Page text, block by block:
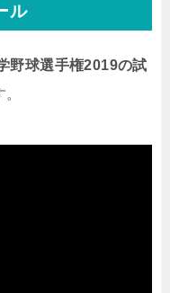
ル
野球選手権2019の試